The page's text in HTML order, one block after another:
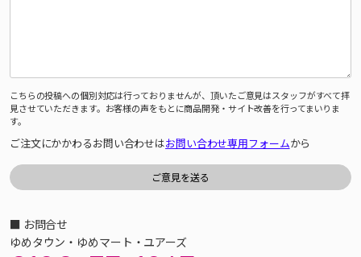
こちらの投稿への個別対応は行っておりませんが、頂いたご意見はスタッフがすべて拝
見させていただきます。お客様の声をもとに商品開発・サイト改善を行ってまいりま
す。
ご注文にかかわるお問い合わせはお問い合わせ専用フォームから
■ お問合せ
ゆめタウン・ゆめマート・ユアーズ